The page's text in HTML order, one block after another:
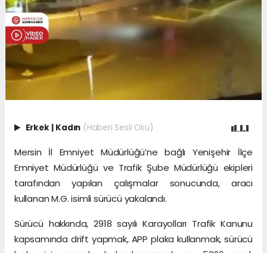
Erkek | Kadın (Haberi Sesli Oku)
Mersin İl Emniyet Müdürlüğü’ne bağlı Yenişehir İlçe
Emniyet Müdürlüğü ve Trafik Şube Müdürlüğü ekipleri
tarafından yapılan çalışmalar sonucunda, aracı
kullanan M.G. isimli sürücü yakalandı.
Sürücü hakkında, 2918 sayılı Karayolları Trafik Kanunu
kapsamında drift yapmak, APP plaka kullanmak, sürücü